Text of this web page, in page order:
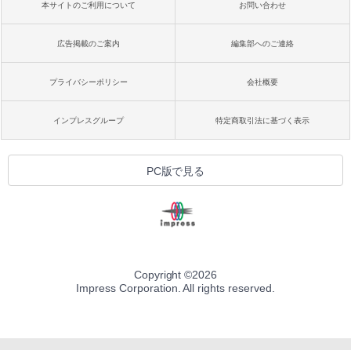
本サイトのご利用について お問い合わせ
広告掲載のご案内 編集部へのご連絡
プライバシーポリシー 会社概要
インプレスグループ 特定商取引法に基づく表示
PC版で見る
Copyright ©2026
Impress Corporation. All rights reserved.